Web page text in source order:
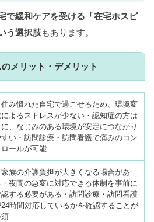
で緩和ケアを受ける「在宅ホスピ
う選択肢もあります。
メリット・デメリット
住み慣れた自宅で過ごせるため、環境変
よるストレスが少ない・認知症の方は
、なじみのある環境が安定につながり
い・訪問診療・訪問看護で痛みのコン
ロールが可能
家族の介護負担が大きくなる場合があ
・夜間の急変に対応できる体制を事前に
する必要がある・訪問診療・訪問看護
時間対応しているかを確認することが
須